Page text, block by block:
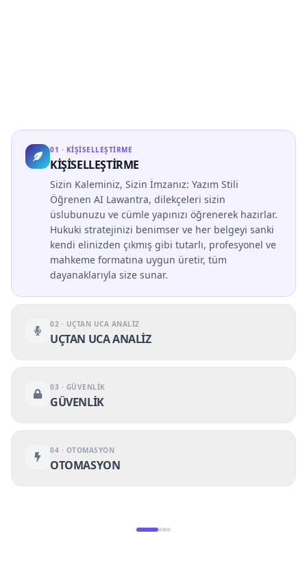
01 · KİŞİSELLEŞTİRME
KİŞİSELLEŞTİRME
Sizin Kaleminiz, Sizin İmzanız: Yazım Stili
Öğrenen AI Lawantra, dilekçeleri sizin
üslubunuzu ve cümle yapınızı öğrenerek hazırlar.
Hukuki stratejinizi benimser ve her belgeyi sanki
kendi elinizden çıkmış gibi tutarlı, profesyonel ve
mahkeme formatına uygun üretir, tüm
dayanaklarıyla size sunar.
02 · UÇTAN UCA ANALİZ
UÇTAN UCA ANALİZ
03 · GÜVENLİK
GÜVENLİK
04 · OTOMASYON
OTOMASYON